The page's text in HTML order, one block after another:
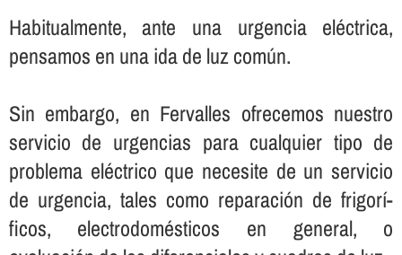
Habitualmente, ante una urgencia eléctrica,
pensamos en una ida de luz común.
Sin embargo, en Fervalles ofrecemos nuestro
servicio de urgencias para cualquier tipo de
problema eléctrico que necesite de un servicio
de urgencia, tales como reparación de frigorí­
ficos, electrodomésticos en general, o